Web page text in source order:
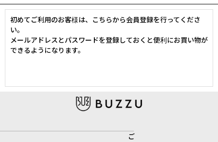
初めてご利用のお客様は、こちらから会員登録を行ってくださ
い。
メールアドレスとパスワードを登録しておくと便利にお買い物が
できるようになります。
ご